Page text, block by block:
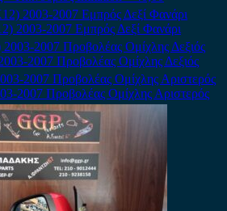
2003-2007 Εμπρός Δεξί Φανάρι
2007 Προβολέας Ομίχλης Δεξιός
2007 Προβολέας Ομίχλης Αριστερός